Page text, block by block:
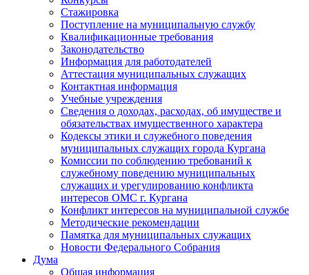
Стажировка
Поступление на муниципальную службу
Квалификационные требования
Законодательство
Информация для работодателей
Аттестация муниципальных служащих
Контактная информация
Учебные учреждения
Сведения о доходах, расходах, об имуществе и
обязательствах имущественного характера
Кодексы этики и служебного поведения
муниципальных служащих города Кургана
Комиссии по соблюдению требований к
служебному поведению муниципальных
служащих и урегулированию конфликта
интересов ОМС г. Кургана
Конфликт интересов на муниципальной службе
Методические рекомендации
Памятка для муниципальных служащих
Новости Федерального Cобрания
Дума
Общая информация